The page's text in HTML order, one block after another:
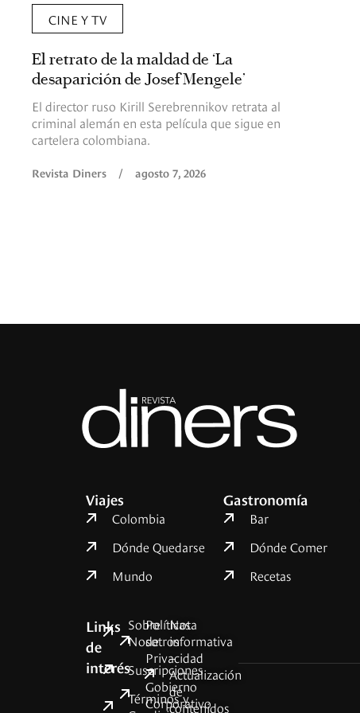
CINE Y TV
El retrato de la maldad de ‘La
desaparición de Josef Mengele’
El director ruso Kirill Serebrennikov retrata al
criminal alemán en esta película que sigue en
cartelera colombiana.
Revista Diners / agosto 7, 2026
Viajes
Colombia
Dónde Quedarse
Mundo
Gastronomía
Bar
Dónde Comer
Recetas
Links
de
interés
Sobre
Nosotros
Suscripciones
Términos y
Políticas
de
Privacidad
Gobierno
Corporativo
Nota
informativa
–
Actualización
de
contenidos